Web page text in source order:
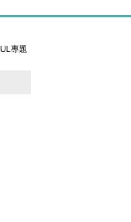
UL專題